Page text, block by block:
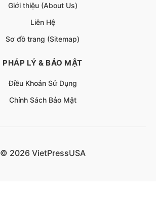
Giới thiệu (About Us)
Liên Hệ
Sơ đồ trang (Sitemap)
PHÁP LÝ & BẢO MẬT
Điều Khoản Sử Dụng
Chính Sách Bảo Mật
© 2026 VietPressUSA